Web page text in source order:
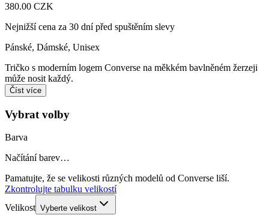
380.00 CZK
Nejnižší cena za 30 dní před spuštěním slevy
Pánské, Dámské, Unisex
Tričko s moderním logem Converse na měkkém bavlněném žerzeji
může nosit každý.
Číst více
Vybrat volby
Barva
Načítání barev…
Pamatujte, že se velikosti různých modelů od Converse liší.
Zkontrolujte tabulku velikostí
Velikost Vyberte velikost